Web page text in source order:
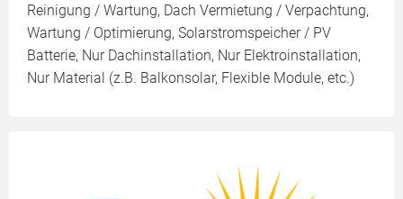
Reinigung / Wartung, Dach Vermietung / Verpachtung,
Wartung / Optimierung, Solarstromspeicher / PV
Batterie, Nur Dachinstallation, Nur Elektroinstallation,
Nur Material (z.B. Balkonsolar, Flexible Module, etc.)